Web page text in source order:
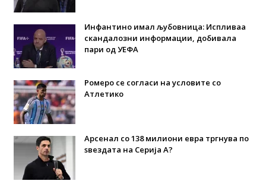
Инфантино имал љубовница: Испливаа
скандалозни информации, добивала
пари од УЕФА
Ромеро се согласи на условите со
Атлетико
Арсенал со 138 милиони евра тргнува по
ѕвездата на Серија А?